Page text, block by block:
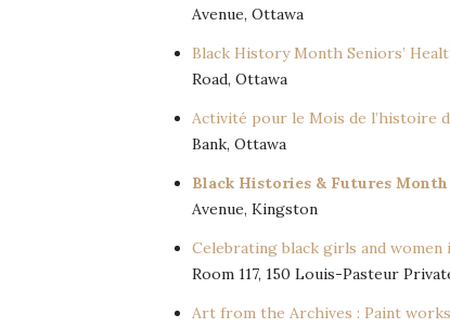
Avenue, Ottawa
Black History Month Seniors’
Road, Ottawa
Activité pour le Mois de l’histoire
Bank, Ottawa
Black Histories & Futures Month
Avenue, Kingston
Celebrating black girls and women
Room 117, 150 Louis-Pasteur
Art from the Archives : Paint